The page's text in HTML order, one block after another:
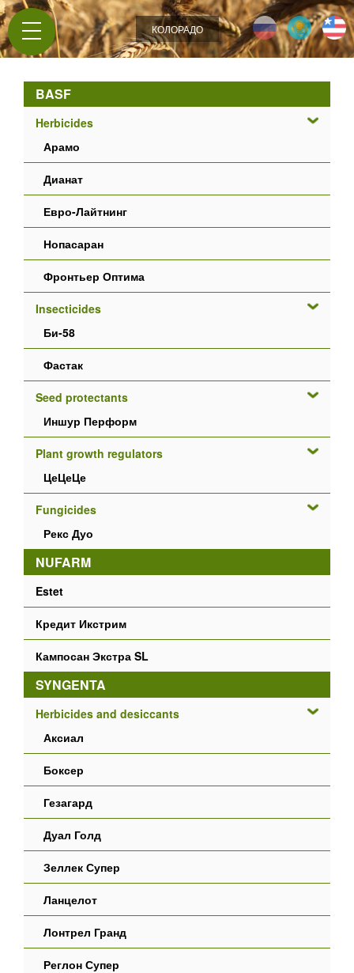
Jump to navigation
КОЛОРАДО
BASF
Herbicides
Арамо
Дианат
Евро-Лайтнинг
Нопасаран
Фронтьер Оптима
Insecticides
Би-58
Фастак
Seed protectants
Иншур Перформ
Plant growth regulators
ЦеЦеЦе
Fungicides
Рекс Дуо
NUFARM
Estet
Кредит Икстрим
Кампосан Экстра SL
SYNGENTA
Herbicides and desiccants
Аксиал
Боксер
Гезагард
Дуал Голд
Зеллек Супер
Ланцелот
Лонтрел Гранд
Реглон Супер